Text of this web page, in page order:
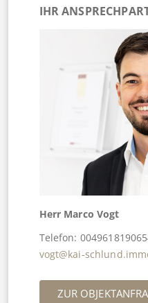
IHR
Herr Marco Vogt
Telefon:
vogt@kai-
ZUR